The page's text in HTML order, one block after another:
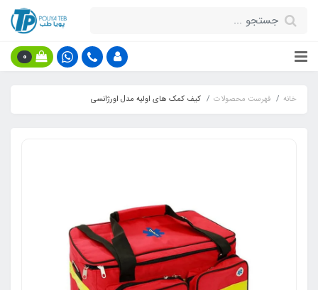
0
خانه فهرست محصولات کیف کمک های اولیه مدل اورژانسی